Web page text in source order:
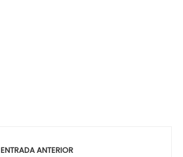
ENTRADA ANTERIOR